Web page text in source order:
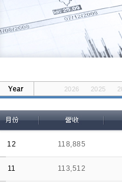
2026 2025
12 118,885
11 113,512